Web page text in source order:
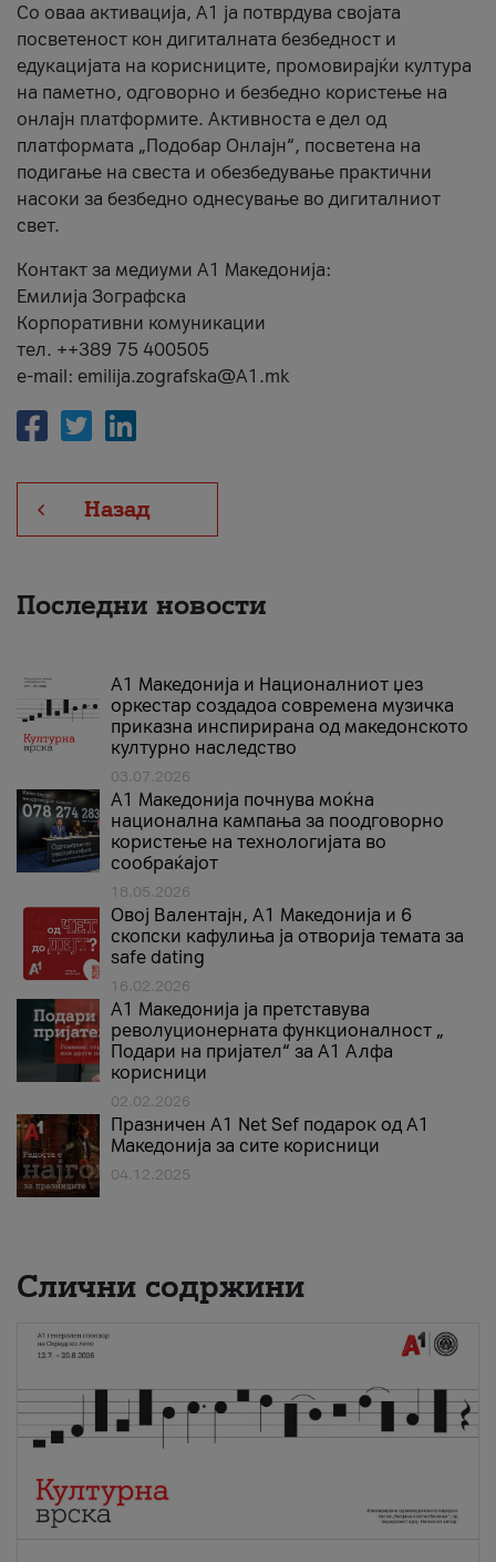
Со оваа активација, А1 ја потврдува својата
посветеност кон дигиталната безбедност и
едукацијата на корисниците, промовирајќи култура
на паметно, одговорно и безбедно користење на
онлајн платформите. Активноста е дел од
платформата „Подобар Онлајн“, посветена на
подигање на свеста и обезбедување практични
насоки за безбедно однесување во дигиталниот
свет.
Контакт за медиуми А1 Македонија:
Емилија Зографска
Корпоративни комуникации
тел. ++389 75 400505
e-mail: emilija.zografska@A1.mk
Назад
Последни новости
А1 Македонија и Националниот џез
оркестар создадоа современа музичка
приказна инспирирана од македонското
културно наследство
03.07.2026
A1 Македонија почнува моќна
национална кампања за поодговорно
користење на технологијата во
сообраќајот
18.05.2026
Овој Валентајн, A1 Македонија и 6
скопски кафулиња ја отворија темата за
safe dating
16.02.2026
А1 Македонија ја претставува
револуционерната функционалност „
Подари на пријател“ за А1 Алфа
корисници
02.02.2026
Празничен A1 Net Sеf подарок од А1
Македонија за сите корисници
04.12.2025
Слични содржини